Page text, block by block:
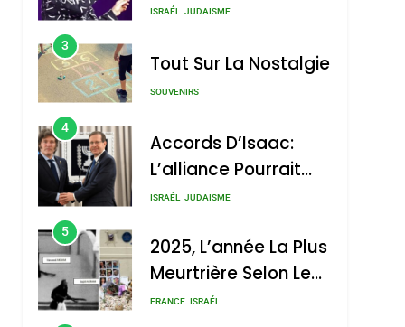
Nouvelle Chanson De
ISRAÉL JUDAISME
3
Tout Sur La Nostalgie
SOUVENIRS
4
Accords D’Isaac:
L’alliance Pourrait
S’étendre À 13 Pays
ISRAÉL JUDAISME
5
2025, L’année La Plus
Meurtrière Selon Le
Rapport D’ADL
FRANCE ISRAÉL